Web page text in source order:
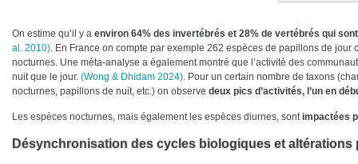
On estime qu’il y a environ 64% des invertébrés et 28% de vertébrés qui
al. 2010) . En France on compte par exemple 262 espèces de papillons de
nocturnes. Une méta-analyse a également montré que l’activité des
nuit que le jour. (Wong & Dhidam 2024) . Pour un certain nombre de taxons
nocturnes, papillons de nuit, etc.) on observe deux pics d’activités, l’un en
Les espèces nocturnes, mais également les espèces diurnes, sontimpactées
Désynchronisation des cycles biologiques et